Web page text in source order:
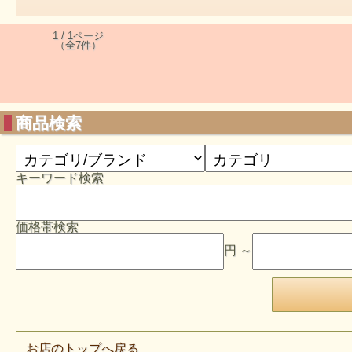
1 / 1ページ
（全7件）
商品検索
キーワード検索
価格帯検索
円 ～
お店のトップへ戻る